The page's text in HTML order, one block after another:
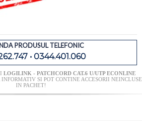
PRODUSUL TELEFONIC
• 0344.401.060
LOGILINK - PATCHCORD CAT.6 U/UTP ECONLINE
SI POT CONTINE ACCESORII NEINCLUSE
IN PACHET!